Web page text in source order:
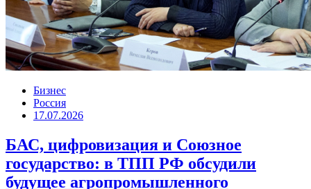
Бизнес
Россия
17.07.2026
БАС, цифровизация и Союзное
государство: в ТПП РФ обсудили
будущее агропромышленного